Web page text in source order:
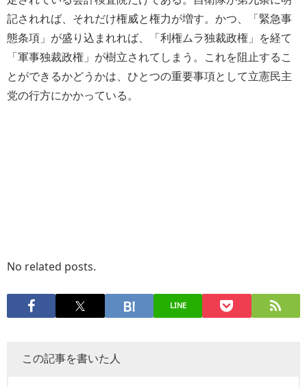
記されれば、それだけ権威と権力が増す。かつ、「緊急事
態条項」が盛り込まれれば、「利権ムラ独裁政権」を経て
「軍事独裁政権」が樹立されてしまう。これを阻止するこ
とができるかどうかは、ひとつの重要事項として立憲民主
党の行方にかかっている。
No related posts.
LINE
この記事を書いた人